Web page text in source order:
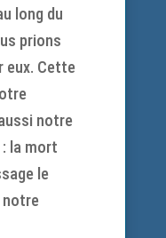
long du
prions
eux. Cette
notre
: la mort
le